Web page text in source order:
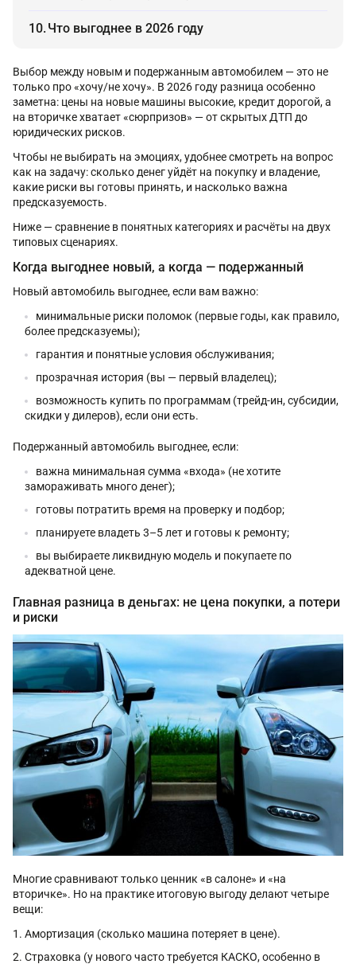
Что выгоднее в 2026 году
Выбор между новым и подержанным автомобилем — это не
только про «хочу/не хочу». В 2026 году разница особенно
заметна: цены на новые машины высокие, кредит дорогой, а
на вторичке хватает «сюрпризов» — от скрытых ДТП до
юридических рисков.
Чтобы не выбирать на эмоциях, удобнее смотреть на вопрос
как на задачу: сколько денег уйдёт на покупку и владение,
какие риски вы готовы принять, и насколько важна
предсказуемость.
Ниже — сравнение в понятных категориях и расчёты на двух
типовых сценариях.
Когда выгоднее новый, а когда — подержанный
Новый автомобиль выгоднее, если вам важно:
минимальные риски поломок (первые годы, как правило,
более предсказуемы);
гарантия и понятные условия обслуживания;
прозрачная история (вы — первый владелец);
возможность купить по программам (трейд-ин, субсидии,
скидки у дилеров), если они есть.
Подержанный автомобиль выгоднее, если:
важна минимальная сумма «входа» (не хотите
замораживать много денег);
готовы потратить время на проверку и подбор;
планируете владеть 3–5 лет и готовы к ремонту;
вы выбираете ликвидную модель и покупаете по
адекватной цене.
Главная разница в деньгах: не цена покупки, а потери
и риски
Многие сравнивают только ценник «в салоне» и «на
вторичке». Но на практике итоговую выгоду делают четыре
вещи:
Амортизация (сколько машина потеряет в цене).
Страховка (у нового часто требуется КАСКО, особенно в